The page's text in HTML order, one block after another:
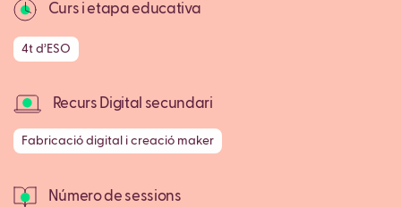
Curs i etapa educativa
4t d’ESO
Recurs Digital secundari
Fabricació digital i creació maker
Número de sessions